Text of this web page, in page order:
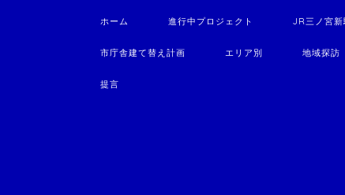
ホーム 進行中プロジェクト JR三ノ宮新
市庁舎建て替え計画 エリア別 地域探訪
提言